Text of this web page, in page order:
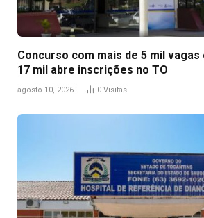
Concurso com mais de 5 mil vagas
17 mil abre inscrições no TO
agosto 10, 2026 0 Visitas